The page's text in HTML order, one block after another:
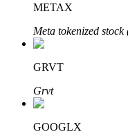
Pelajari Staking
Pelajari tentang
Bitrue
METAX
Meta tokenized stock
GRVT
Grvt
GOOGLX